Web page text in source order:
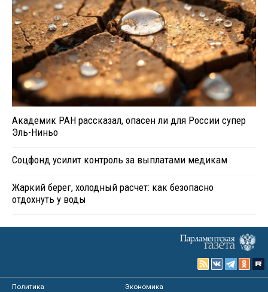
Академик РАН рассказал, опасен ли для России супер
Эль-Ниньо
Соцфонд усилит контроль за выплатами медикам
Жаркий берег, холодный расчет: как безопасно
отдохнуть у воды
Политика
Экономика